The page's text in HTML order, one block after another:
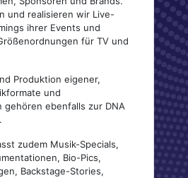
und realisieren wir Live-
ihrer Events und
für TV und
Produktion eigener,
und
gehören ebenfalls zur DNA
zudem Musik-Specials,
Bio-Pics,
Backstage-Stories,